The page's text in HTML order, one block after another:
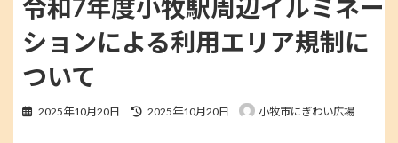
令和7年度小牧駅周辺イルミネー
ションによる利用エリア規制に
ついて
2025年10月20日
最
2025年10月20日 小牧市にぎわい広場